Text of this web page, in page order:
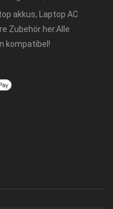
akkus, Laptop AC
Zubehör her.Alle
kompatibel!